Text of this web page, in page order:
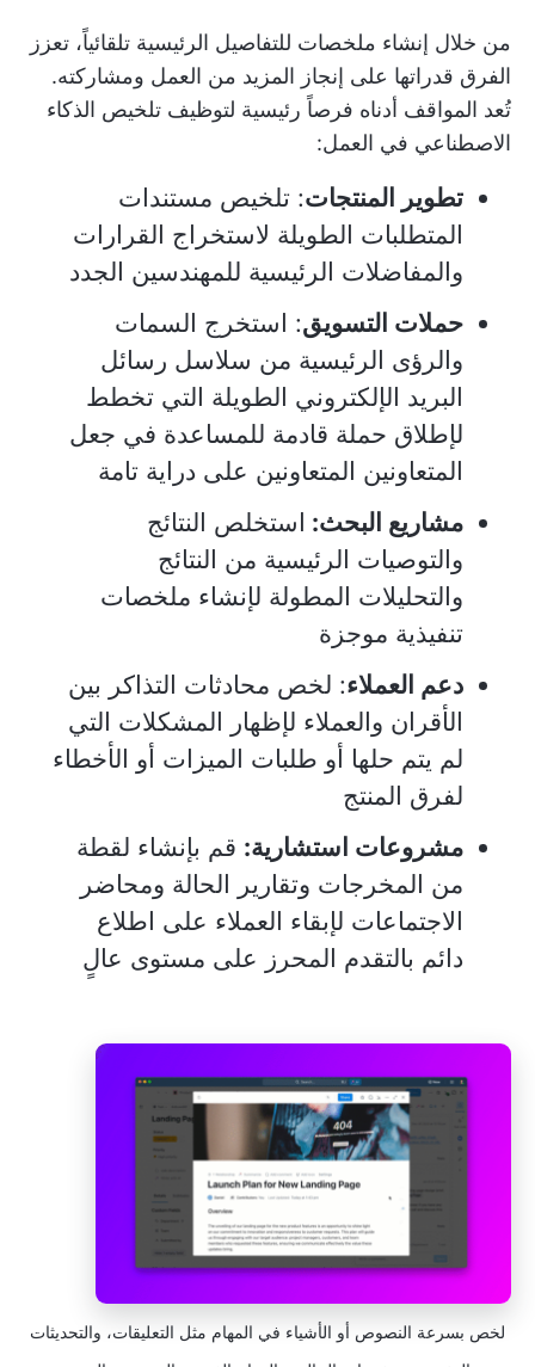
من خلال إنشاء ملخصات للتفاصيل الرئيسية تلقائياً، تعزز
الفرق قدراتها على إنجاز المزيد من العمل ومشاركته.
تُعد المواقف أدناه فرصاً رئيسية لتوظيف تلخيص الذكاء
الاصطناعي في العمل:
تطوير المنتجات: تلخيص مستندات
المتطلبات الطويلة لاستخراج القرارات
والمفاضلات الرئيسية للمهندسين الجدد
حملات التسويق: استخرج السمات
والرؤى الرئيسية من سلاسل رسائل
البريد الإلكتروني الطويلة التي تخطط
لإطلاق حملة قادمة للمساعدة في جعل
المتعاونين المتعاونين على دراية تامة
مشاريع البحث: استخلص النتائج
والتوصيات الرئيسية من النتائج
والتحليلات المطولة لإنشاء ملخصات
تنفيذية موجزة
دعم العملاء: لخص محادثات التذاكر بين
الأقران والعملاء لإظهار المشكلات التي
لم يتم حلها أو طلبات الميزات أو الأخطاء
لفرق المنتج
مشروعات استشارية: قم بإنشاء لقطة
من المخرجات وتقارير الحالة ومحاضر
الاجتماعات لإبقاء العملاء على اطلاع
دائم بالتقدم المحرز على مستوى عالٍ
لخص بسرعة النصوص أو الأشياء في المهام مثل التعليقات، والتحديثات